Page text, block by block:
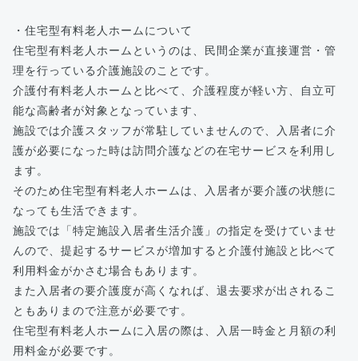
・住宅型有料老人ホームについて
住宅型有料老人ホームというのは、民間企業が直接運営・管
理を行っている介護施設のことです。
介護付有料老人ホームと比べて、介護程度が軽い方、自立可
能な高齢者が対象となっています、
施設では介護スタッフが常駐していませんので、入居者に介
護が必要になった時は訪問介護などの在宅サービスを利用し
ます。
そのため住宅型有料老人ホームは、入居者が要介護の状態に
なっても生活できます。
施設では「特定施設入居者生活介護」の指定を受けていませ
んので、提起するサービスが増加すると介護付施設と比べて
利用料金がかさむ場合もあります。
また入居者の要介護度が高くなれば、退去要求が出されるこ
ともありまので注意が必要です。
住宅型有料老人ホームに入居の際は、入居一時金と月額の利
用料金が必要です。